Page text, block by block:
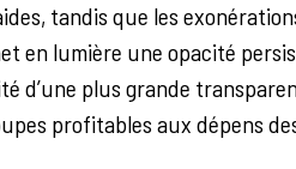
tandis que les
en lumière une opacité
d’une plus grande
profitables aux dépens